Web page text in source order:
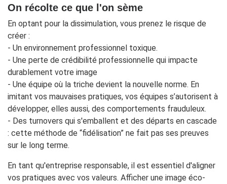
On récolte ce que l'on sème
En optant pour la dissimulation, vous prenez le risque de
créer :
- Un environnement professionnel toxique.
- Une perte de crédibilité professionnelle qui impacte
durablement votre image
- Une équipe où la triche devient la nouvelle norme. En
imitant vos mauvaises pratiques, vos équipes s’autorisent à
développer, elles aussi, des comportements frauduleux.
- Des turnovers qui s'emballent et des départs en cascade
: cette méthode de “fidélisation” ne fait pas ses preuves
sur le long terme.
En tant qu'entreprise responsable, il est essentiel d'aligner
vos pratiques avec vos valeurs. Afficher une image éco-